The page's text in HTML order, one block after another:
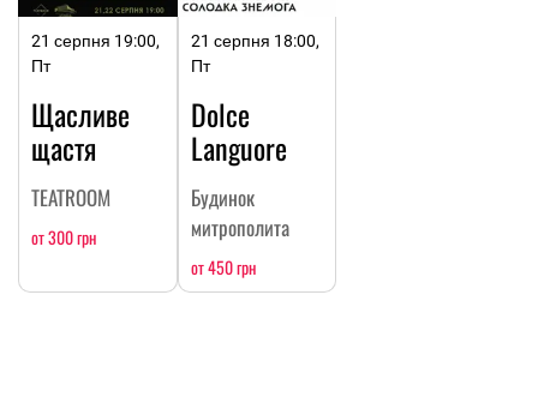
21 серпня 19:00,
Пт
Щасливе
щастя
TEATROOM
от 300 грн
21 серпня 18:00,
Пт
Dolce
Languore
Будинок
митрополита
от 450 грн